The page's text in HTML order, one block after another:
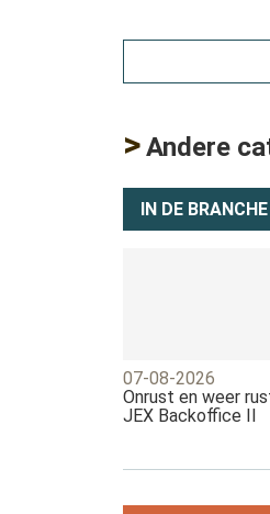
>Andere
IN DE BRANCHE
07-08-2026
Onrust en weer
JEX Backoffice II